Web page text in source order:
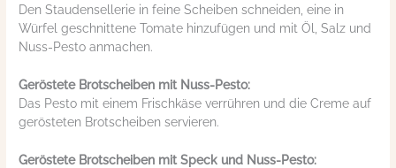
Den Staudensellerie in feine Scheiben schneiden, eine in
Würfel geschnittene Tomate hinzufügen und mit Öl, Salz und
Nuss-Pesto anmachen.
Geröstete Brotscheiben mit Nuss-Pesto:
Das Pesto mit einem Frischkäse verrühren und die Creme auf
gerösteten Brotscheiben servieren.
Geröstete Brotscheiben mit Speck und Nuss-Pesto: